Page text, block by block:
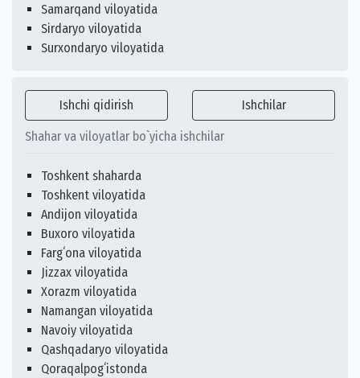
Samarqand viloyatida
Sirdaryo viloyatida
Surxondaryo viloyatida
Ishchi qidirish Ishchilar
Shahar va viloyatlar bo`yicha ishchilar
Toshkent shaharda
Toshkent viloyatida
Andijon viloyatida
Buxoro viloyatida
Fargʻona viloyatida
Jizzax viloyatida
Xorazm viloyatida
Namangan viloyatida
Navoiy viloyatida
Qashqadaryo viloyatida
Qoraqalpogʻistonda